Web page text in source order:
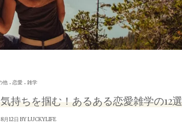
他 . 恋愛 . 雑学
持ちを掴む！あるある恋愛雑学の12選
月12日 BYLUCKYLIFE